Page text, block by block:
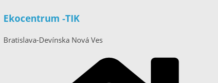
Ekocentrum -TIK
Bratislava-Devínska Nová Ves